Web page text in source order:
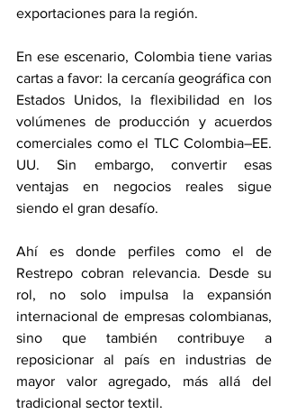
exportaciones para la región.
En ese escenario, Colombia tiene varias
cartas a favor: la cercanía geográfica con
Estados Unidos, la flexibilidad en los
volúmenes de producción y acuerdos
comerciales como el TLC Colombia–EE.
UU. Sin embargo, convertir esas
ventajas en negocios reales sigue
siendo el gran desafío.
Ahí es donde perfiles como el de
Restrepo cobran relevancia. Desde su
rol, no solo impulsa la expansión
internacional de empresas colombianas,
sino que también contribuye a
reposicionar al país en industrias de
mayor valor agregado, más allá del
tradicional sector textil.